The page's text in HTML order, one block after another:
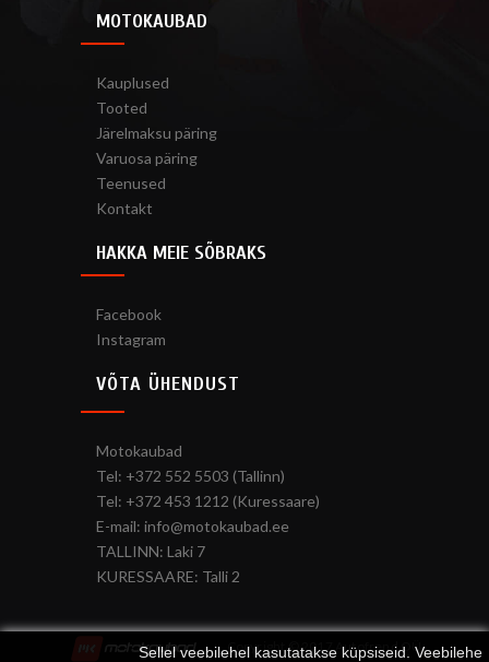
MOTOKAUBAD
Kauplused
Tooted
Järelmaksu päring
Varuosa päring
Teenused
Kontakt
HAKKA MEIE SÕBRAKS
Facebook
Instagram
VÕTA ÜHENDUST
Motokaubad
Tel: +372 552 5503 (Tallinn)
Tel: +372 453 1212 (Kuressaare)
E-mail: info@motokaubad.ee
TALLINN: Laki 7
KURESSAARE: Talli 2
Sellel veebilehel kasutatakse küpsiseid. Veebilehe
Copyright © 2017 Autofrend OÜ